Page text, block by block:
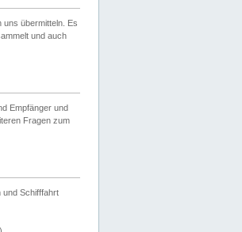
uns übermitteln. Es
und auch
Empfänger und
Fragen zum
und Schifffahrt